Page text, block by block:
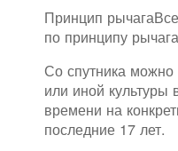
Принцип
по принципу
Со спутника можно
или иной культуры
времени на
последние 17 лет.